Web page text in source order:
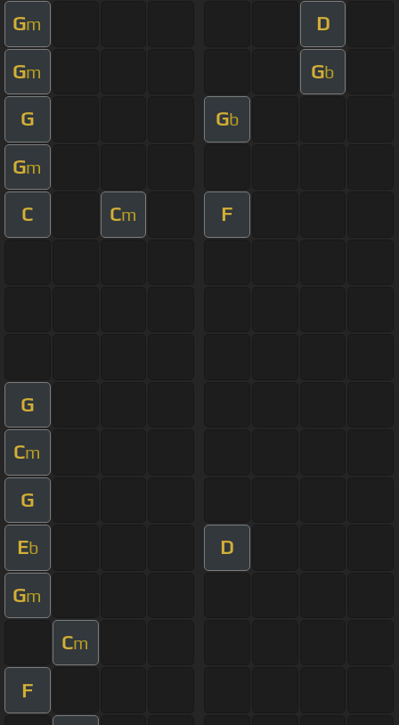
Gm D
Gm Gb
G Gb
Gm
C Cm F
G
Cm
G
Eb D
Gm
Cm
F